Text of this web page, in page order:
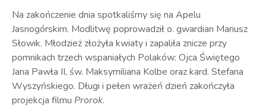
Na zakończenie dnia spotkaliśmy się na Apelu
Jasnogórskim. Modlitwę poprowadził o. gwardian Mariusz
Słowik. Młodzież złożyła kwiaty i zapaliła znicze przy
pomnikach trzech wspaniałych Polaków: Ojca Świętego
Jana Pawła II, św. Maksymiliana Kolbe oraz kard. Stefana
Wyszyńskiego. Długi i pełen wrażeń dzień zakończyła
projekcja filmu Prorok.